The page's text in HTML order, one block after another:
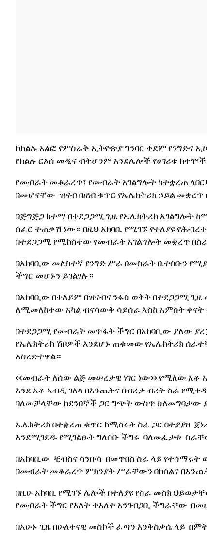
ከክልሉ አልፎ የምስራቅ ኢትዮጵያ ግንባር ቀደም የንግድና
የክልሉ ርእሰ መዲና ብትሆንም እንደሌሎች የሀገሪቱ
የመብራት መቆራረጥ፣ የመብራት አገልግሎት ከተቋረጠ
በመሆናቸው ዝናብ በዘነበ ቁጥር የኤሌክትሪክ ኃይል
በጅግጅጋ ከተማ በተደጋጋሚ ጊዜ የኤሌክትሪክ አገልግሎት
ሰፈር ተጠቃሽ ነው። በዚህ አከባቢ የሚገኙ የተለያዩ
በተደጋጋሚ የሚከሰተው የመብራት አገልግሎት መቋረጥ
በአከባቢው መለስተኛ የንግድ ሥራ በመስራት ቤተሰቡን
ችግር መሆኑን ይገልፃሉ።
በአከባቢው በተለይም በዝናብና ንፋስ ወቅት በተደጋጋሚ
ለሚመለከተው አካል ብናሳውቅ ሳይሰራ እስከ አምስት ቀናት
በተደጋጋሚ የመብራት መጥፋት ችግር በአከባቢው ያለው
የኤሌክትሪክ ሽቦዎች እንደሆኑ ጠቁመው የኤሌክትሪክ
አስረድተዋል።
‹‹መብራት ለሰው ልጅ መሠረታዊ ነገር ነው›› የሚለው አቶ
እንደ አቶ አብዲ ገለጻ በእንጨትና በብረታ ብረት ስራ
ባለመቻላቸው ከደንበኞች ጋር ግጭት ውስጥ ስለመግባታው
ኤሌክትሪክ በተቋረጠ ቁጥር ከሚሰሩት ስራ ጋር በተያያዘ
እንደሚገደዱ የሚገልፁት ግለሰቡ ችግሩ ባለመፈታቱ
በአከባቢው ቺብስና ሳንቡሳ በመጥበስ ስራ ላይ
በመብራት መቆራረጥ ምክንያት ሥራቸውን በከሰልና
በዚሁ አከባቢ የሚገኙ ሌሎች በተለያዩ የስራ መስክ
የመብራት ችግር የእለት ተእለት አንገብጋቢ ችግራቸው
በአሁኑ ጊዜ በሁለተናዊ መስኮች ፈጣን እንቅስቃሴ ላይ